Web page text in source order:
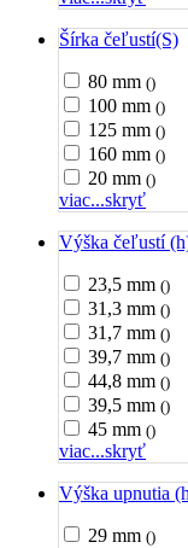
Šírka čeľustí(S)
80 mm ()
100 mm ()
125 mm ()
160 mm ()
20 mm ()
viac...skryť
Výška čeľustí
23,5 mm ()
31,3 mm ()
31,7 mm ()
39,7 mm ()
44,8 mm ()
39,5 mm ()
45 mm ()
viac...skryť
Výška upnutia
29 mm ()